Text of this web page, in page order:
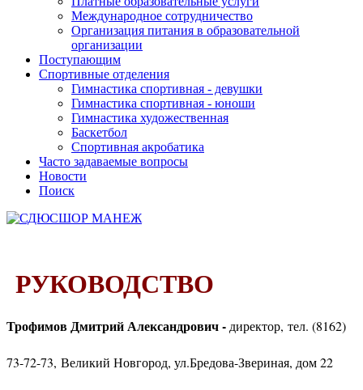
Международное сотрудничество
Организация питания в образовательной
организации
Поступающим
Спортивные отделения
Гимнастика спортивная - девушки
Гимнастика спортивная - юноши
Гимнастика художественная
Баскетбол
Спортивная акробатика
Часто задаваемые вопросы
Новости
Поиск
РУКОВОДСТВО
Трофимов Дмитрий Александрович - директор, тел. (8162)
73-72-73, Великий Новгород, ул.Бредова-Звериная, дом 22